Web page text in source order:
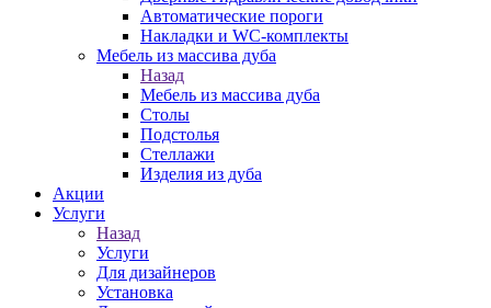
Автоматические пороги
Накладки и WC-комплекты
Мебель из массива дуба
Назад
Мебель из массива дуба
Столы
Подстолья
Стеллажи
Изделия из дуба
Акции
Услуги
Назад
Услуги
Для дизайнеров
Установка